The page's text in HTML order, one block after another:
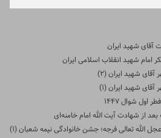
آقای شهید ایران
امام شهید انقلاب اسلامی ایران
شهید ایران (2)
شهید ایران (1)
شوال ۱۴۴۷
از شهادت آیت الله امام خامنه‌ای
تعالی فرجه؛ جشن خانوادگی نیمه شعبان (۱)